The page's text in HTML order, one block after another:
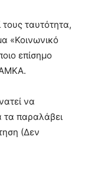
τους ταυτότητα,
«Κοινωνικό
επίσημο
ΑΜΚΑ.
να
τα παραλάβει
(Δεν